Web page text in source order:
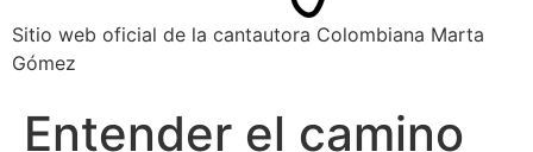
Sitio web oficial de la cantautora Colombiana Marta
Gómez
Entender el camino